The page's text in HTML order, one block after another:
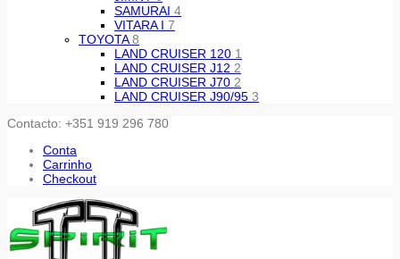
SAMURAI 4
VITARA I 7
TOYOTA8
LAND CRUISER 120 1
LAND CRUISER J12 2
LAND CRUISER J70 2
LAND CRUISER J90/95 3
Contacto: +351 919 296 780
Conta
Carrinho
Checkout